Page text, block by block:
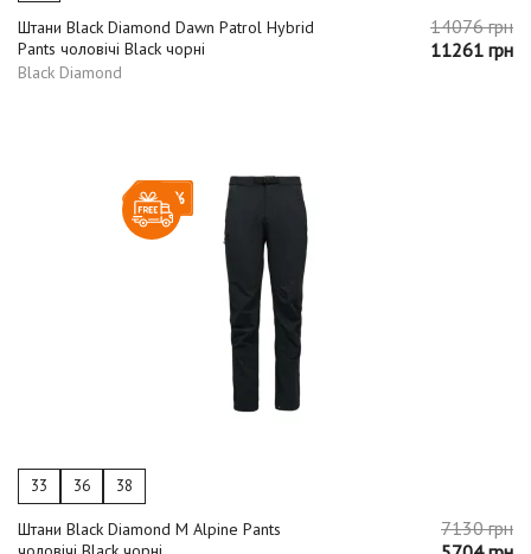
Штани Black Diamond Dawn Patrol Hybrid
Pants чоловічі Black чорні
Black Diamond
14076 грн
11261 грн
-20%
33 36 38
Штани Black Diamond M Alpine Pants
7130 грн